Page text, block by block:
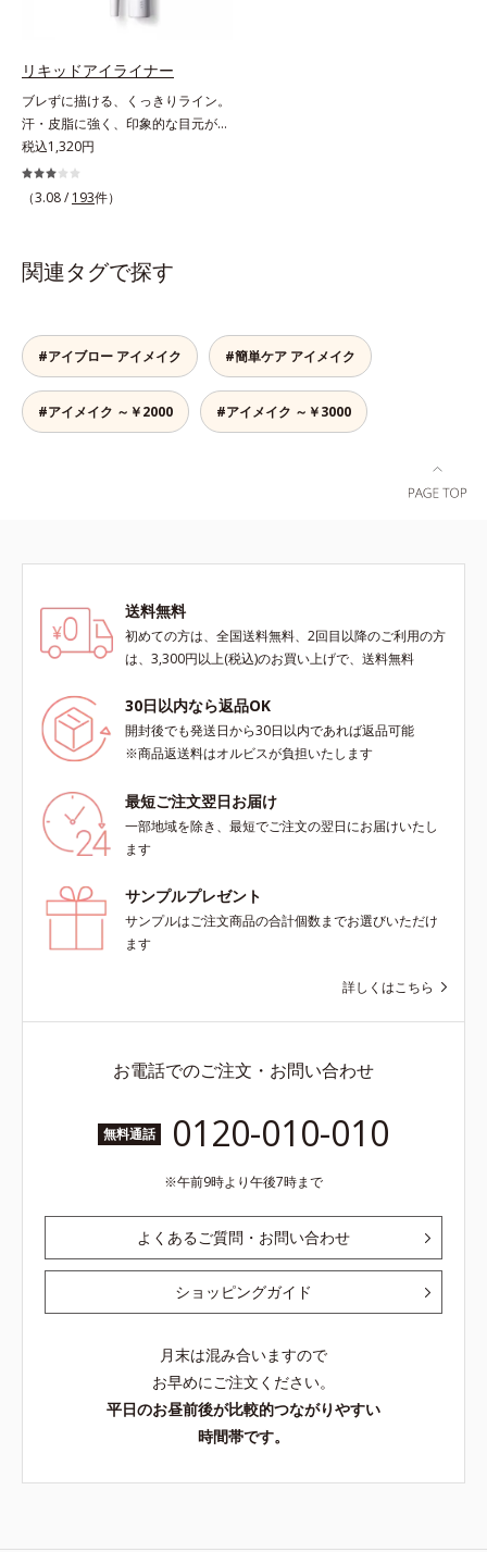
リキッドアイライナー
ブレずに描ける、くっきりライン。
汗・皮脂に強く、印象的な目元が続
く。なめらかなタッチでブレずに美
しいラインが簡単に描ける、リキッ
ドタイプのアイライナーです。シャ
も描きやすいバランスの筆を採用。
長い持ち手＆短めの軸で、目の際ギ
ながら、お湯でらくらくオフ(*)でき
て手間要らず！* クレンジングの
際、お湯で落とせます。
税込1,320円
（3.08 / 193件）
関連タグで探す
#アイブロー アイメイク #簡単ケア アイメイク
#アイメイク ～￥2000 #アイメイク ～￥3000
送料無料
初めての方は、全国送料無料、2回目以降のご利用の方
は、3,300円以上(税込)のお買い上げで、送料無料
30日以内なら返品OK
開封後でも発送日から30日以内であれば返品可能
※商品返送料はオルビスが負担いたします
最短ご注文翌日お届け
一部地域を除き、最短でご注文の翌日にお届けいたし
ます
サンプルプレゼント
サンプルはご注文商品の合計個数までお選びいただけ
ます
詳しくはこちら
お電話でのご注文・お問い合わせ
無料通話 0120-010-010
午前9時より午後7時まで
よくあるご質問・お問い合わせ
ショッピングガイド
月末は混み合いますので
お早めにご注文ください。
平日のお昼前後が比較的つながりやすい
時間帯です。